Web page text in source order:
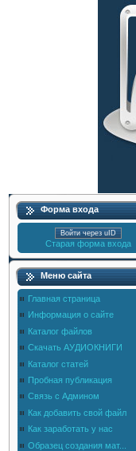
Форма входа
Войти через uID
Старая форма входа
Меню сайта
Главная страница
Информация о сайте
Каталог файлов
Скачать АУДИОКНИГИ
Каталог статей
Пробная публикация
Связь с Админом
Как добавить свой файл
Как заработать у нас
Образец создания мат...